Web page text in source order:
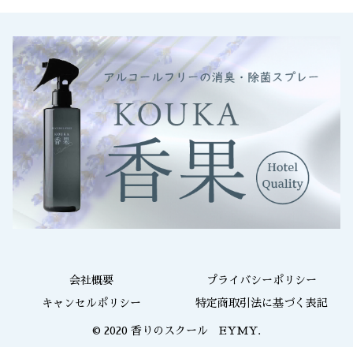
会社概要 プライバシーポリシー
キャンセルポリシー 特定商取引法に基づく表記
© 2020 香りのスクール EYMY.